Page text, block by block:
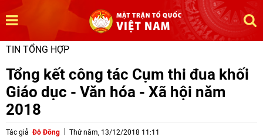
TIN TỔNG HỢP
Tổng kết công tác Cụm thi đua khối
Giáo dục - Văn hóa - Xã hội năm
2018
Tác giả Đỗ Đông Thứ năm, 13/12/2018 11:11